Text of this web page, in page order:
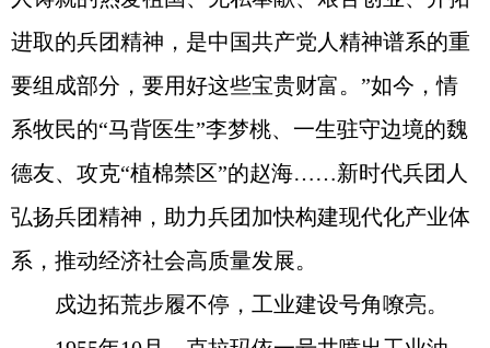
进取的兵团精神，是中国共产党人精神谱系的重
要组成部分，要用好这些宝贵财富。”如今，情
系牧民的“马背医生”李梦桃、一生驻守边境的魏
德友、攻克“植棉禁区”的赵海……新时代兵团人
弘扬兵团精神，助力兵团加快构建现代化产业体
系，推动经济社会高质量发展。
戍边拓荒步履不停，工业建设号角嘹亮。